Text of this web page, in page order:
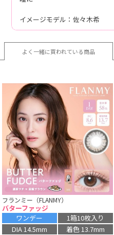
イメージモデル：佐々木希
よく一緒に買われている商品
フランミー（FLANMY）
バターファッジ
ワンデー
1箱10枚入り
DIA 14.5mm
着色 13.7mm